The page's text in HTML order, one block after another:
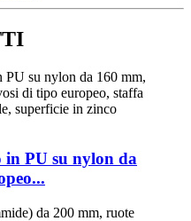
in PU su nylon da